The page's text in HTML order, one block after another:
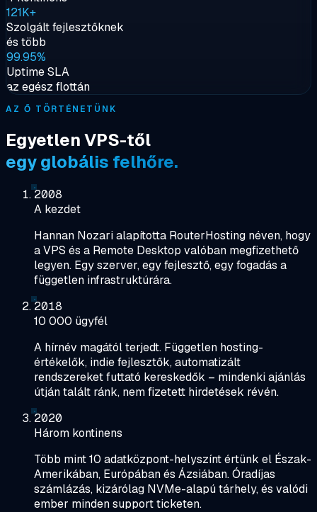
121K+
Szolgált fejlesztőknek
és több
99.95%
Uptime SLA
az egész flottán
AZ Ő TÖRTÉNETÜNK
Egyetlen VPS-től
egy globális felhőre.
2008
A kezdet
Hannan Nozari alapította RouterHosting néven, hogy
a VPS és a Remote Desktop valóban megfizethető
legyen. Egy szerver, egy fejlesztő, egy fogadás a
független infrastruktúrára.
2018
10 000 ügyfél
A hírnév magától terjedt. Független hosting-
értékelők, indie fejlesztők, automatizált
rendszereket futtató kereskedők – mindenki ajánlás
útján talált ránk, nem fizetett hirdetések révén.
2020
Három kontinens
Több mint 10 adatközpont-helyszínt értünk el Észak-
Amerikában, Európában és Ázsiában. Óradíjas
számlázás, kizárólag NVMe-alapú tárhely, és valódi
ember minden support ticketen.